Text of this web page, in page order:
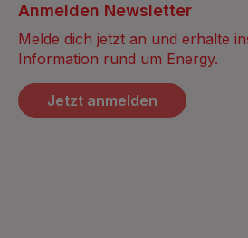
Anmelden Newsletter
Melde dich jetzt an und erhalte
Information rund um Energy.
Jetzt anmelden